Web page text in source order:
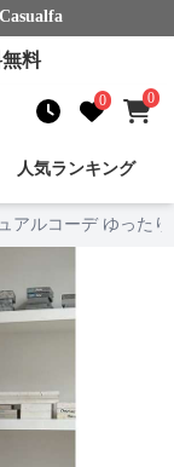
Casualfa
料
0 0
人気ランキング
アルコーデ ゆった